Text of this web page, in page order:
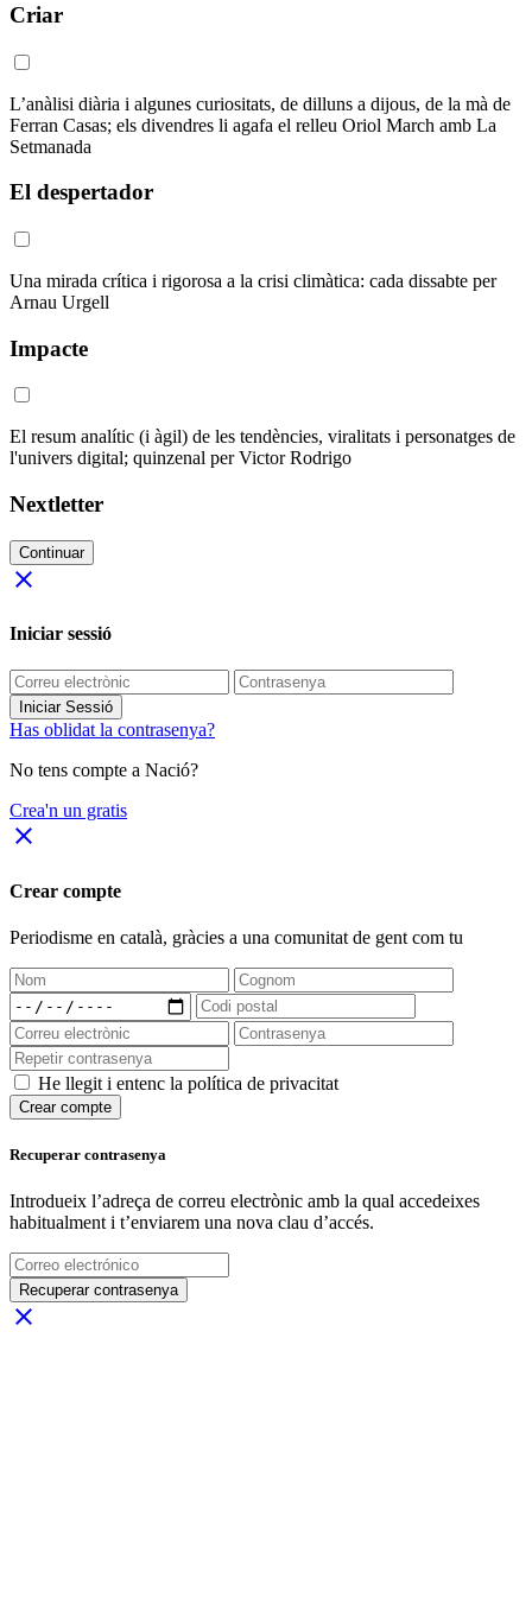
Criar
L’anàlisi diària i algunes curiositats, de dilluns a dijous, de la mà de
Ferran Casas; els divendres li agafa el relleu Oriol March amb La
Setmanada
El despertador
Una mirada crítica i rigorosa a la crisi climàtica: cada dissabte per
Arnau Urgell
Impacte
El resum analític (i àgil) de les tendències, viralitats i personatges de
l'univers digital; quinzenal per Victor Rodrigo
Nextletter
Continuar
close
Iniciar sessió
Iniciar Sessió
Has oblidat la contrasenya?
No tens compte a Nació?
Crea'n un gratis
close
Crear compte
Periodisme en català, gràcies a una comunitat de gent com tu
He llegit i entenc la política de privacitat
Crear compte
Recuperar contrasenya
Introdueix l’adreça de correu electrònic amb la qual accedeixes
habitualment i t’enviarem una nova clau d’accés.
Recuperar contrasenya
close